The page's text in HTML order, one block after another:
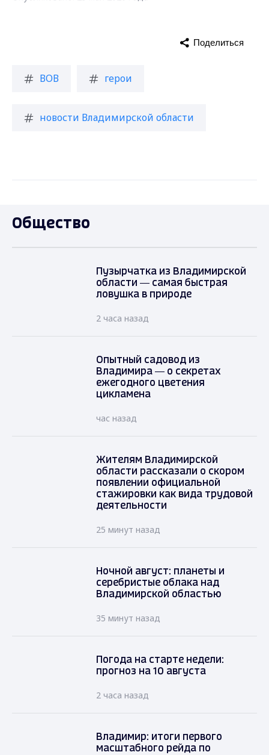
ВОВ герои
новости Владимирской области
Поделиться
Общество
Пузырчатка из Владимирской
области — самая быстрая
ловушка в природе
2 часа назад
Опытный садовод из
Владимира — о секретах
ежегодного цветения
цикламена
час назад
Жителям Владимирской
области рассказали о скором
появлении официальной
стажировки как вида трудовой
деятельности
25 минут назад
Ночной август: планеты и
серебристые облака над
Владимирской областью
35 минут назад
Погода на старте недели:
прогноз на 10 августа
2 часа назад
Владимир: итоги первого
масштабного рейда по